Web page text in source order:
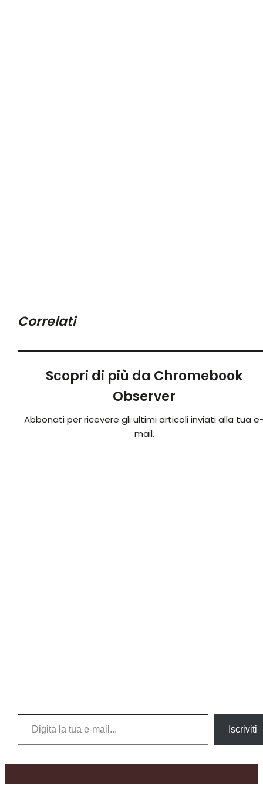
Correlati
Scopri di più da Chromebook
Observer
Abbonati per ricevere gli ultimi articoli inviati alla tua
mail.
Digita la tua e-mail...
Iscriviti